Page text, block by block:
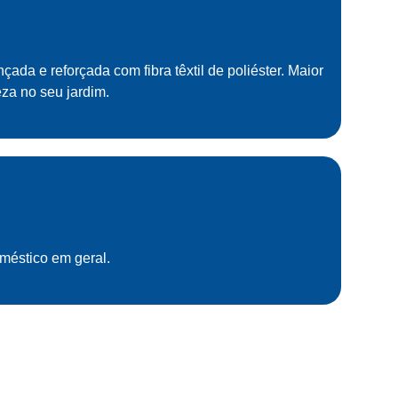
e reforçada com fibra têxtil de poliéster. Maior
no seu jardim.
em geral.